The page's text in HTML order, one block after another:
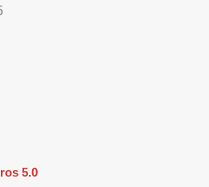
5.0